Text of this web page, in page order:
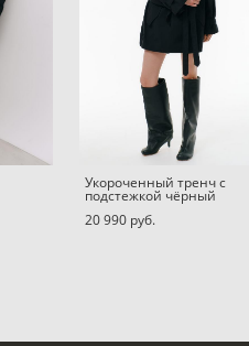
Укороченный тренч с
подстежкой чёрный
20 990 pуб.